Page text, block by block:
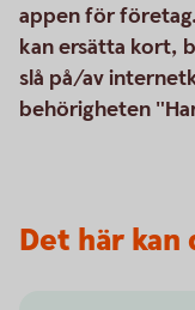
appen för
kan ersätta kort,
slå på/av
behörigheten
Det här